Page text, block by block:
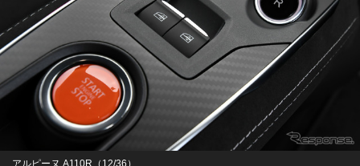
アルピーヌ A110R（12/36）